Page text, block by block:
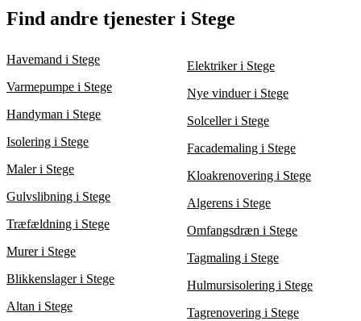
identificere det bedste og mest kosteffektive valg til dit
Det bedste tidspunkt for et haveanlæg i Stege afhænger af den
type opgave, der skal udføres. For eksempel er forår og efterår
belægningsopgaver ofte kan udføres året rundt. En
anlægsgartner kan vejlede dig om, hvornår det er bedst at starte
dit projekt for at opnå det bedste resultat.
Find andre tjenester i Stege
Havemand i Stege
Varmepumpe i Stege
Handyman i Stege
Isolering i Stege
Maler i Stege
Gulvslibning i Stege
Træfældning i Stege
Murer i Stege
Blikkenslager i Stege
Altan i Stege
Elektriker i Stege
Nye vinduer i Stege
Solceller i Stege
Facademaling i Stege
Kloakrenovering i Stege
Algerens i Stege
Omfangsdræn i Stege
Tagmaling i Stege
Hulmursisolering i Stege
Tagrenovering i Stege